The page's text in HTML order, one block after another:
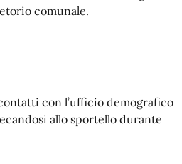
comunale.
con l’ufficio demografico
allo sportello durante